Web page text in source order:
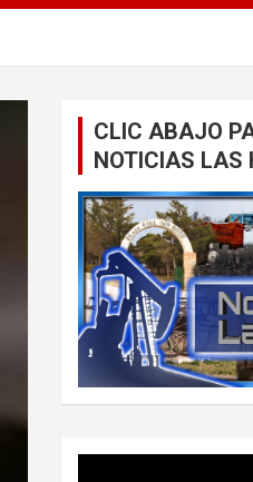
CLIC ABAJO
NOTICIAS LAS